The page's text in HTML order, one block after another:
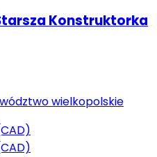
Konstruktorka
wielkopolskie